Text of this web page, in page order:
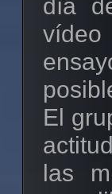
En
el
día
vídeo
El
las